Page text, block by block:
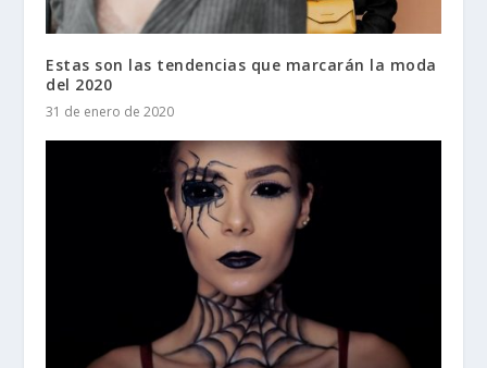
Estas son las tendencias que marcarán la moda
del 2020
31 de enero de 2020